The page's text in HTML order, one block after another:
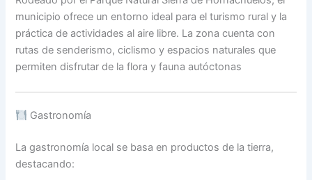
municipio ofrece un entorno ideal para el turismo rural y la
práctica de actividades al aire libre. La zona cuenta con
rutas de senderismo, ciclismo y espacios naturales que
permiten disfrutar de la flora y fauna autóctonas
Gastronomía
La gastronomía local se basa en productos de la tierra,
destacando: